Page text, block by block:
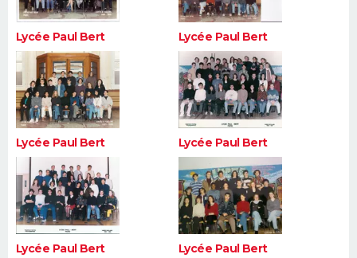
Lycée Paul Bert Lycée Paul Bert
Lycée Paul Bert Lycée Paul Bert
Lycée Paul Bert
Lycée Paul Bert